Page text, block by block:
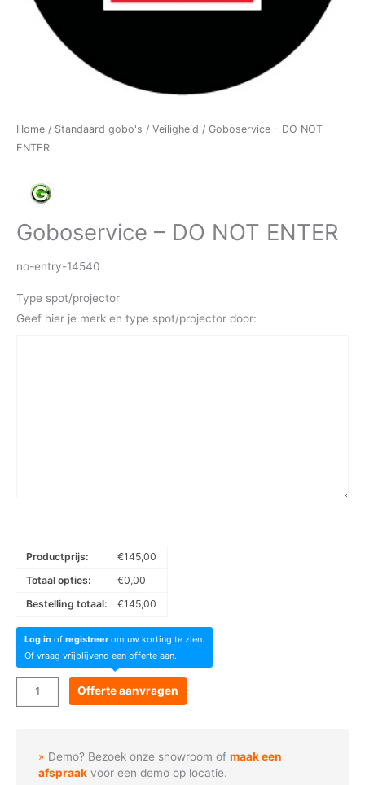
Home / Standaard gobo's / Veiligheid / Goboservice – DO NOT
ENTER
Goboservice – DO NOT ENTER
no-entry-14540
Type spot/projector
Geef hier je merk en type spot/projector door:
Productprijs: €145,00
Totaal opties:
€0,00
Bestelling totaal:
€145,00
Log in of registreerom uw korting te zien.
Of vraag vrijblijvend een offerte aan.
Goboservice
-
ENTER
Offerte aanvragen
Demo? Bezoek onze showroom ofmaak een
afspraak voor een demo op locatie.